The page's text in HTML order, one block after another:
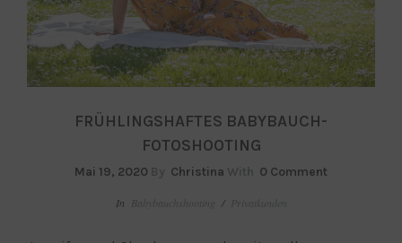
FRÜHLINGSHAFTES BABYBAUCH-
FOTOSHOOTING
Mai 19, 2020 Christina 0 Comment
In /